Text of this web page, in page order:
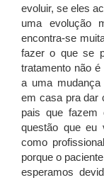
evoluir, se eles
uma evolução
encontra-se
fazer o que se
tratamento não
a uma mudança
em casa pra dar
pais que
questão que eu
como
porque o
esperamos